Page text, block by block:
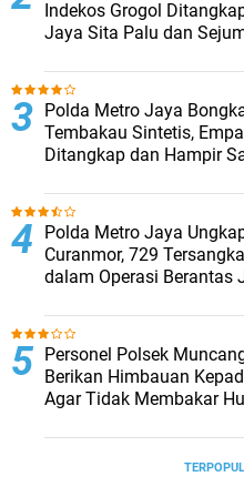
Indekos Grogol
Jaya Sita Palu dan
‎Polda Metro Jaya
Tembakau Sintetis,
Ditangkap dan Hampir
Polda Metro Jaya
Curanmor, 729
dalam Operasi Berantas
Personel Polsek
Berikan Himbauan
Agar Tidak Membakar